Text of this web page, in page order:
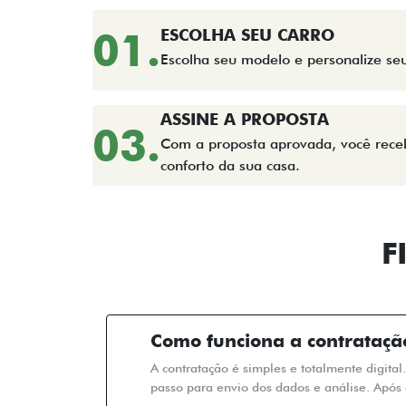
01.ESCOLHA SEU CARRO
Escolha seu modelo e personalize
03.
ASSINE A PROPOSTA
Com a proposta aprovada, você
conforto da sua casa.
Como funciona a
A contratação é simples e totalmente
passo para envio dos dados e análise.